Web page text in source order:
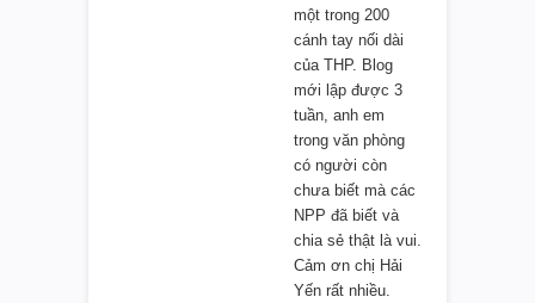
một trong 200
cánh tay nối dài
của THP. Blog
mới lập được 3
tuần, anh em
trong văn phòng
có người còn
chưa biết mà các
NPP đã biết và
chia sẻ thật là vui.
Cảm ơn chị Hải
Yến rất nhiều.